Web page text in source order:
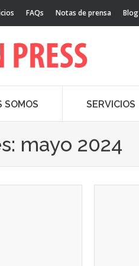
FAQs Notas de prensa Blog
SOMOS SERVICIOS
mayo 2024